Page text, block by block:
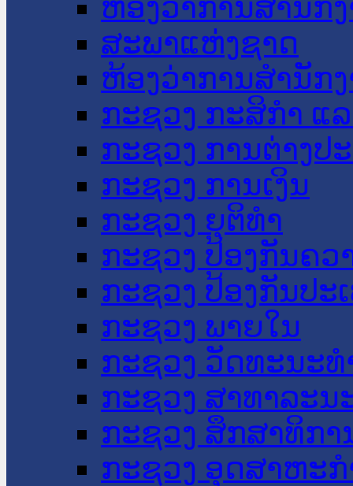
ຫ້ອງວ່າການສໍານັກ
ສະພາແຫ່ງຊາດ
ຫ້ອງວ່າການສຳນັກ
ກະຊວງ ກະສິກຳ ແ
ກະຊວງ ການຕ່າງປ
ກະຊວງ ການເງິນ
ກະຊວງ ຍຸຕິທໍາ
ກະຊວງ ປ້ອງກັນຄວ
ກະຊວງ ປ້ອງກັນປະ
ກະຊວງ ພາຍໃນ
ກະຊວງ ວັດທະນະ
ກະຊວງ ສາທາລະນ
ກະຊວງ ສຶກສາທິກາ
ກະຊວງ ອຸດສາຫະ